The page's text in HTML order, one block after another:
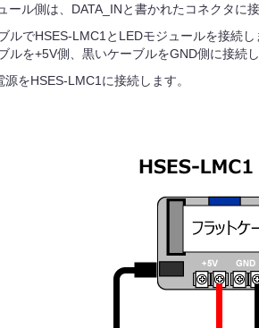
ール側は、DATA_INと書かれたコネクタに
ルでHSES-LMC1とLEDモジュールを接続し
ルを+5V側、黒いケーブルをGND側に接続し
源をHSES-LMC1に接続します。